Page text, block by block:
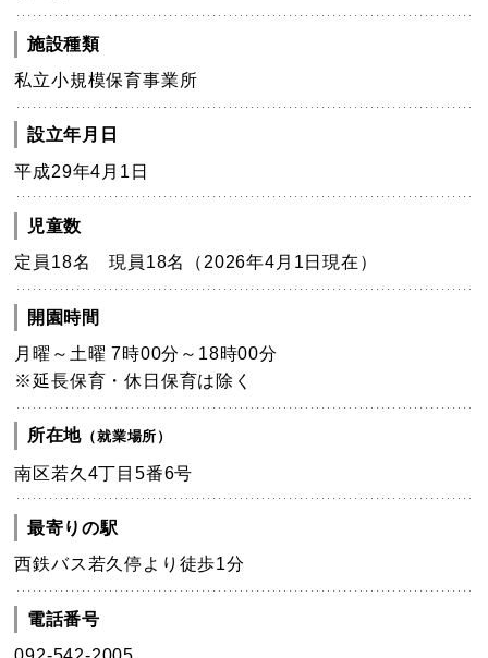
施設種類
私立小規模保育事業所
設立年月日
平成29年4月1日
児童数
定員18名 現員18名（2026年4月1日現在）
開園時間
月曜～土曜 7時00分～18時00分
※延長保育・休日保育は除く
所在地 （就業場所）
南区若久4丁目5番6号
最寄りの駅
西鉄バス若久停より徒歩1分
電話番号